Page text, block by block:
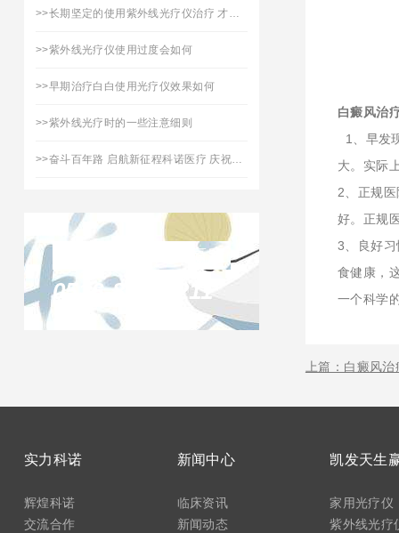
白癜风治
1、早发
大。实际
2、正规
好。正规
3、良好
食健康，
一个科学
上篇：白癜风
>>长期坚定的使用紫外线光疗仪治疗 才能对皮肤有效果
>>紫外线光疗仪使用过度会如何
>>早期治疗白白使用光疗仪效果如何
>>紫外线光疗时的一些注意细则
>>奋斗百年路 启航新征程科诺医疗 庆祝中国共产党建党 100周年
联系凯发天生赢家
0516-87732211
实力科诺
辉煌科诺
交流合作
新闻中心
临床资讯
新闻动态
家用光疗仪
紫外线光疗